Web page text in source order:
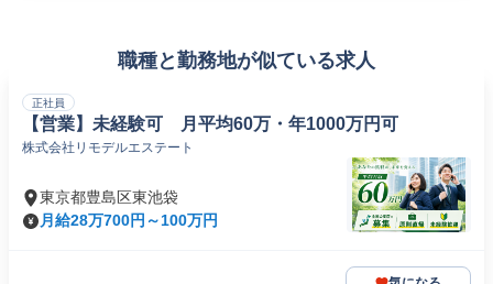
職種と勤務地が似ている求人
正社員
【営業】未経験可 月平均60万・年1000万円可
株式会社リモデルエステート
東京都豊島区東池袋
月給28万700円～100万円